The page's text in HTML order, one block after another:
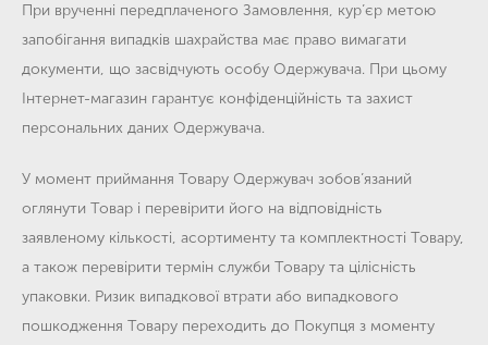
При врученні передплаченого Замовлення, кур’єр метою
запобігання випадків шахрайства має право вимагати
документи, що засвідчують особу Одержувача. При цьому
Інтернет-магазин гарантує конфіденційність та захист
персональних даних Одержувача.
У момент приймання Товару Одержувач зобов’язаний
оглянути Товар і перевірити його на відповідність
заявленому кількості, асортименту та комплектності Товару,
а також перевірити термін служби Товару та цілісність
упаковки. Ризик випадкової втрати або випадкового
пошкодження Товару переходить до Покупця з моменту